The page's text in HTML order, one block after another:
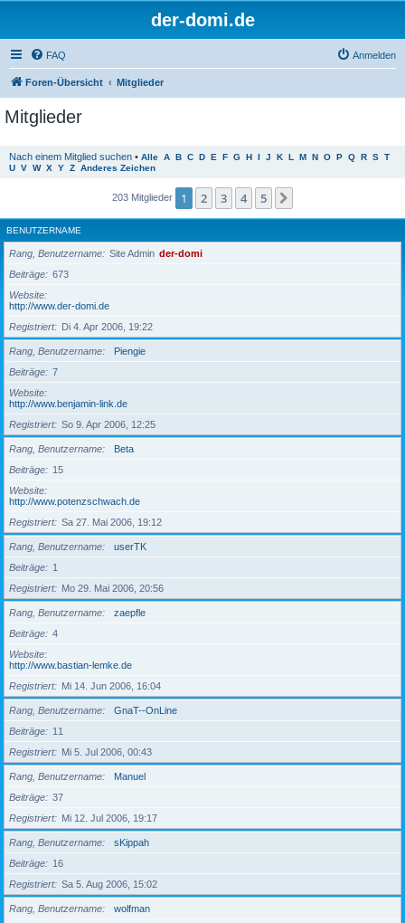
der-domi.de
FAQ Anmelden
Foren-Übersicht Mitglieder
Mitglieder
Nach einem Mitglied suchen • Alle A B C D E F G H I J K L M N O P Q R S T
U V W X Y Z Anderes Zeichen
203 Mitglieder 1 2 3 4 5
BENUTZERNAME
Rang, Benutzername Site Admin der-domi
Beiträge
673
Website
http://www.der-domi.de
Registriert
Di 4. Apr 2006, 19:22
Rang, Benutzername
Piengie
Beiträge
7
Website
http://www.benjamin-link.de
Registriert
So 9. Apr 2006, 12:25
Rang, Benutzername
Beta
Beiträge
15
Website
http://www.potenzschwach.de
Registriert
Sa 27. Mai 2006, 19:12
Rang, Benutzername
userTK
Beiträge
1
Registriert
Mo 29. Mai 2006, 20:56
Rang, Benutzername
zaepfle
Beiträge
4
Website
http://www.bastian-lemke.de
Registriert
Mi 14. Jun 2006, 16:04
Rang, Benutzername
GnaT--OnLine
Beiträge
11
Registriert
Mi 5. Jul 2006, 00:43
Rang, Benutzername
Manuel
Beiträge
37
Registriert
Mi 12. Jul 2006, 19:17
Rang, Benutzername
sKippah
Beiträge
16
Registriert
Sa 5. Aug 2006, 15:02
Rang, Benutzername
wolfman